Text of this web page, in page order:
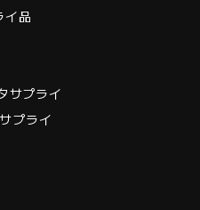
イ品
サプライ
プライ